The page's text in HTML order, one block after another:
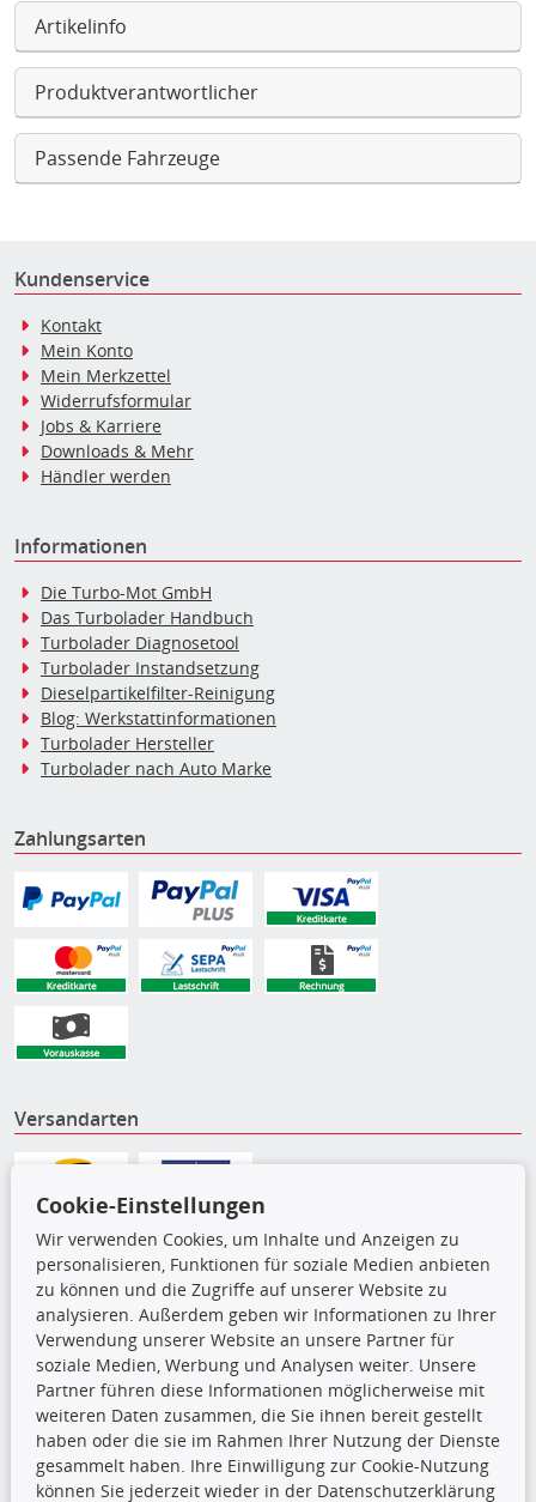
Artikelinfo
Produktverantwortlicher
Passende Fahrzeuge
Kundenservice
Kontakt
Mein Konto
Mein Merkzettel
Widerrufsformular
Jobs & Karriere
Downloads & Mehr
Händler werden
Informationen
Die Turbo-Mot GmbH
Das Turbolader Handbuch
Turbolader Diagnosetool
Turbolader Instandsetzung
Dieselpartikelfilter-Reinigung
Blog: Werkstattinformationen
Turbolader Hersteller
Turbolader nach Auto Marke
Zahlungsarten
Versandarten
Die hier angezeigten Daten,
insbesondere die gesamte Datenbank,
dürfen nicht kopiert werden. Es ist zu
unterlassen, die Daten oder die gesamte Datenbank ohne
Cookie-Einstellungen
Wir verwenden Cookies, um Inhalte und Anzeigen zu
personalisieren, Funktionen für soziale Medien anbieten
zu können und die Zugriffe auf unserer Website zu
analysieren. Außerdem geben wir Informationen zu Ihrer
Verwendung unserer Website an unsere Partner für
soziale Medien, Werbung und Analysen weiter. Unsere
Partner führen diese Informationen möglicherweise mit
weiteren Daten zusammen, die Sie ihnen bereit gestellt
haben oder die sie im Rahmen Ihrer Nutzung der Dienste
gesammelt haben. Ihre Einwilligung zur Cookie-Nutzung
können Sie jederzeit wieder in der Datenschutzerklärung